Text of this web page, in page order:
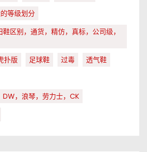
等级划分
区别，通货，精仿，真标，公司级，
扑版 足球鞋 过毒
透气鞋
DW，浪琴，劳力士，CK